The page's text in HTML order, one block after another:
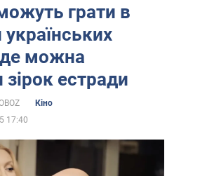
грати в
українських
де можна
зірок естради
Кіно
17:40